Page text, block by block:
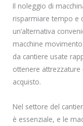
Il noleggio di
risparmiare tempo e
un’alternativa
macchine
da cantiere usate
ottenere
acquisto.
Nel settore del
è essenziale, e le